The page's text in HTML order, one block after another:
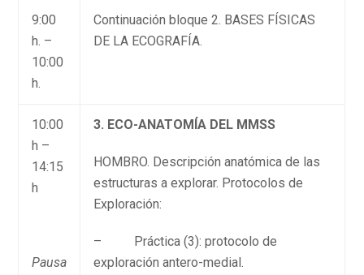
9:00
h. –
10:00
h.
Continuación bloque 2. BASES FÍSICAS
DE LA ECOGRAFÍA.
10:00
h –
14:15
h
Pausa
3. ECO-ANATOMÍA DEL MMSS
HOMBRO. Descripción anatómica de las
estructuras a explorar. Protocolos de
Exploración:
– Práctica (3): protocolo de
exploración antero-medial.